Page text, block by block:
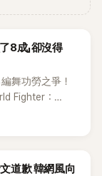
8成」卻沒得
舞功勞之爭！
Fighter：
〉編舞上的
道歉 韓網風向